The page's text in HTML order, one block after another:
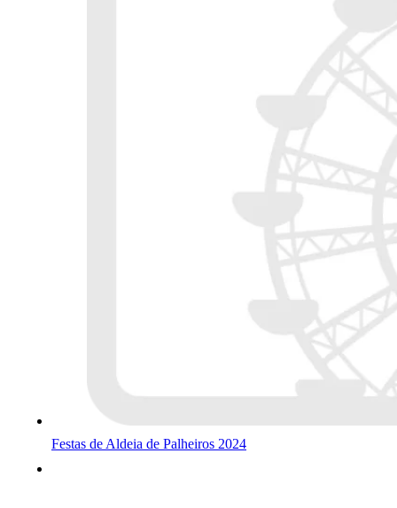
Festas de Aldeia de Palheiros 2024